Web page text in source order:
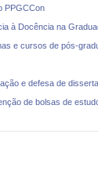
PPGCCon
à Docência na
e cursos de pós-
e defesa de
de bolsas de